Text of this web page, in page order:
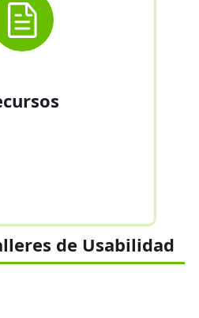
de Usabilidad